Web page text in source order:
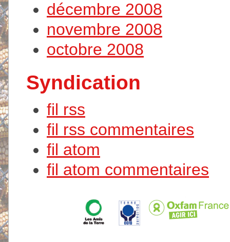
décembre 2008
novembre 2008
octobre 2008
Syndication
fil rss
fil rss commentaires
fil atom
fil atom commentaires